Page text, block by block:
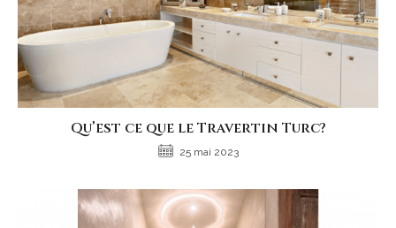
Qu’est ce que le Travertin Turc?
25 mai 2023